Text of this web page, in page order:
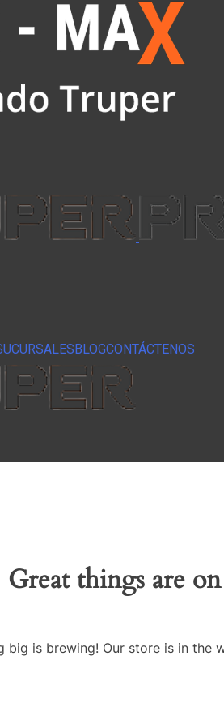
BLOGCONTÁCTENOS
Great things are
big is brewing! Our store is in the